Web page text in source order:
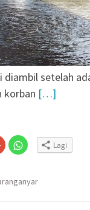
diambil setelah
korban […]
Klik
untuk
berbagi
(Membuka
di
yang
Klik
untuk
di
jendela
baru)
Lagi